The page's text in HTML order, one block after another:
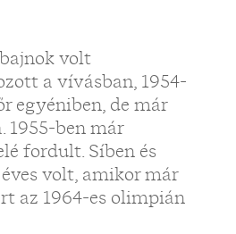
volt
a vívásban, 1954-
egyéniben, de már
1955-ben már
fordult. Síben és
volt, amikor már
az 1964-es olimpián